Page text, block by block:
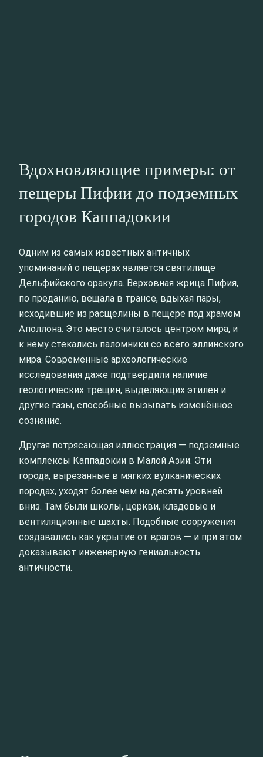
Вдохновляющие примеры: от
пещеры Пифии до подземных
городов Каппадокии
Одним из самых известных античных
упоминаний о пещерах является святилище
Дельфийского оракула. Верховная жрица Пифия,
по преданию, вещала в трансе, вдыхая пары,
исходившие из расщелины в пещере под храмом
Аполлона. Это место считалось центром мира, и
к нему стекались паломники со всего эллинского
мира. Современные археологические
исследования даже подтвердили наличие
геологических трещин, выделяющих этилен и
другие газы, способные вызывать изменённое
сознание.
Другая потрясающая иллюстрация — подземные
комплексы Каппадокии в Малой Азии. Эти
города, вырезанные в мягких вулканических
породах, уходят более чем на десять уровней
вниз. Там были школы, церкви, кладовые и
вентиляционные шахты. Подобные сооружения
создавались как укрытие от врагов — и при этом
доказывают инженерную гениальность
античности.